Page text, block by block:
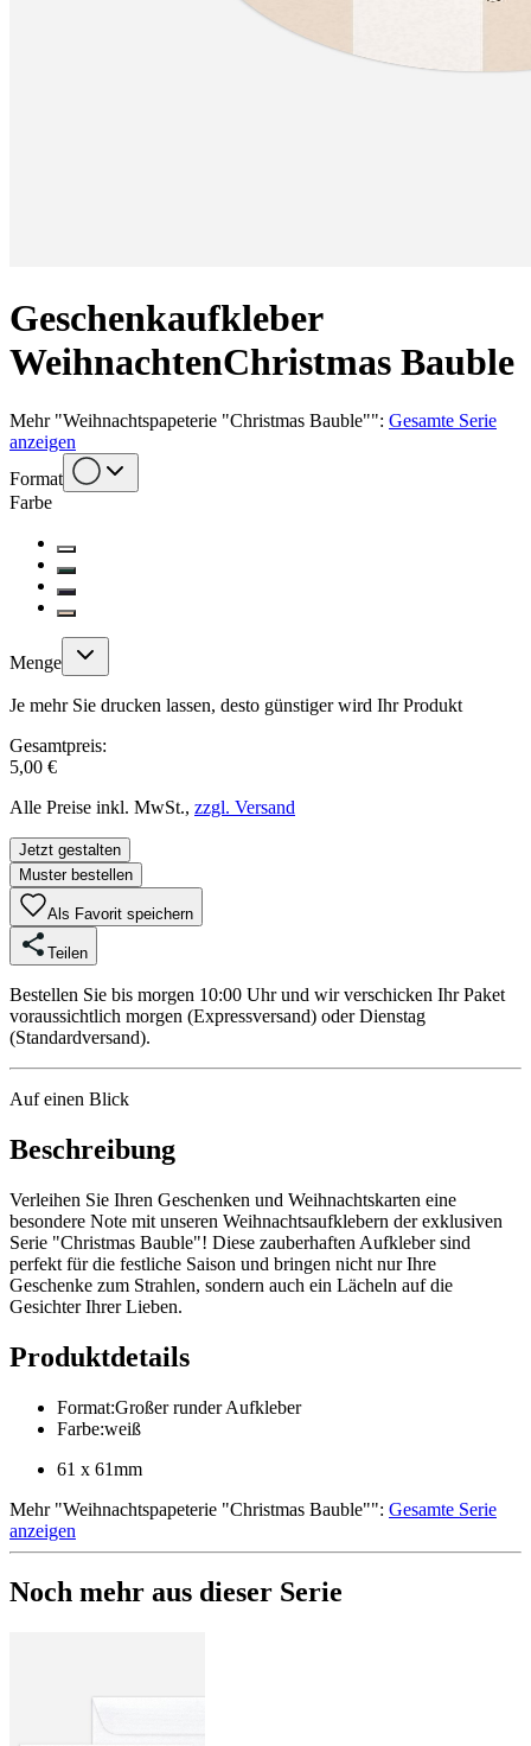
Geschenkaufkleber
WeihnachtenChristmas Bauble
Mehr"Weihnachtspapeterie "Christmas Bauble"": Gesamte Serie
anzeigen
Format
Farbe
Menge
Je mehr Sie drucken lassen, desto günstiger wird Ihr Produkt
Gesamtpreis:
5,00 €
Alle Preise inkl. MwSt., zzgl. Versand
Jetzt gestalten
Muster bestellen
Als Favorit speichern
Teilen
Bestellen Sie bis morgen 10:00 Uhr und wir verschicken Ihr Paket
voraussichtlich morgen (Expressversand) oder Dienstag
(Standardversand).
Auf einen Blick
Beschreibung
Verleihen Sie Ihren Geschenken und Weihnachtskarten eine
besondere Note mit unseren Weihnachtsaufklebern der exklusiven
Serie "Christmas Bauble"! Diese zauberhaften Aufkleber sind
perfekt für die festliche Saison und bringen nicht nur Ihre
Geschenke zum Strahlen, sondern auch ein Lächeln auf die
Gesichter Ihrer Lieben.
Produktdetails
Format:Großer runder Aufkleber
Farbe:weiß
61 x 61mm
Mehr"Weihnachtspapeterie "Christmas Bauble"": Gesamte Serie
anzeigen
Noch mehr aus dieser Serie